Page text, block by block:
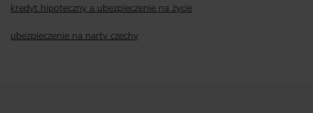
kredyt hipoteczny a ubezpieczenie na życie
ubezpieczenie na narty czechy